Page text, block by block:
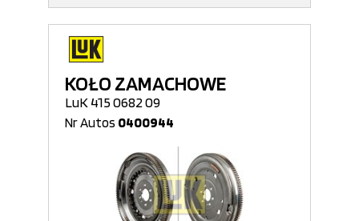
KOŁO ZAMACHOWE
LuK 415 0682 09
Nr Autos 0400944